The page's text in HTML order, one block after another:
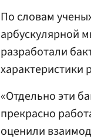
По словам
арбускулярной
разработали
характеристики
«Отдельно эти
прекрасно
оценили